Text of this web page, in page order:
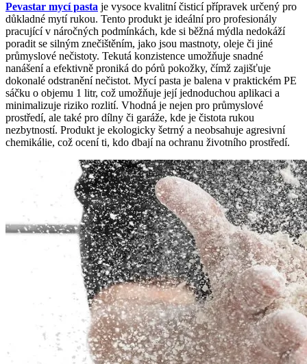
Pevastar mycí pasta je vysoce kvalitní čisticí přípravek určený pro
důkladné mytí rukou. Tento produkt je ideální pro profesionály
pracující v náročných podmínkách, kde si běžná mýdla nedokáží
poradit se silným znečištěním, jako jsou mastnoty, oleje či jiné
průmyslové nečistoty. Tekutá konzistence umožňuje snadné
nanášení a efektivně proniká do pórů pokožky, čímž zajišťuje
dokonalé odstranění nečistot. Mycí pasta je balena v praktickém PE
sáčku o objemu 1 litr, což umožňuje její jednoduchou aplikaci a
minimalizuje riziko rozlití. Vhodná je nejen pro průmyslové
prostředí, ale také pro dílny či garáže, kde je čistota rukou
nezbytností. Produkt je ekologicky šetrný a neobsahuje agresivní
chemikálie, což ocení ti, kdo dbají na ochranu životního prostředí.